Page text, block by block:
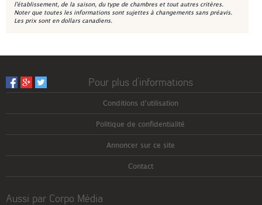
l'établissement, de la saison, du type de chambres et tout autres critères.
Noter que toutes les informations sont sujettes à changements sans préavis.
Les prix sont en dollars canadiens.
Pour plus d’informations
Conditions d'utilisation
Politique de confidentialité
Annoncer sur ce site
Contact
Aussi par Corpo Média